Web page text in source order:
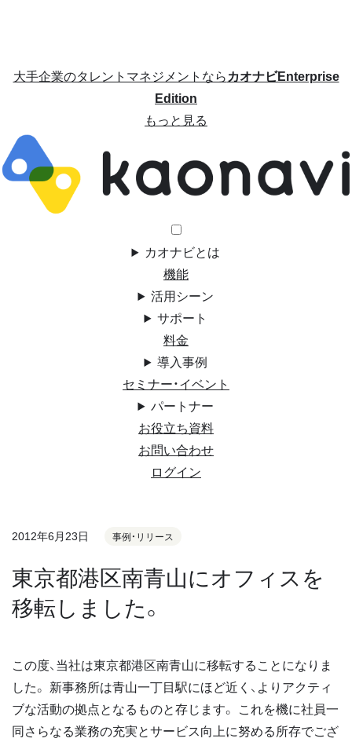
大手企業のタレントマネジメントならカオナビEnterprise
Edition
もっと見る
カオナビとは
機能
活用シーン
サポート
料金
導入事例
セミナー・イベント
パートナー
お役立ち資料
お問い合わせ
ログイン
2012年6月23日 事例・リリース
東京都港区南青山にオフィスを
移転しました。
この度、当社は東京都港区南青山に移転することになりま
した。 新事務所は青山一丁目駅にほど近く、よりアクティ
ブな活動の拠点となるものと存じます。 これを機に社員一
同さらなる業務の充実とサービス向上に努める所存でござ